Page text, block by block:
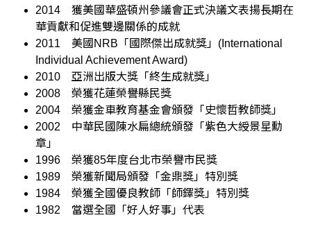
2014
獲美國華盛頓州參議會正式決議文表揚長期在
華貢獻和促進雙邊關係的成就
2011
美國NRB「國際傑出成就獎」(International
Individual Achievement Award)
2010
亞洲出版大獎「終生成就獎」
2008
榮獲花蓮榮譽縣民獎
2004
榮獲金車教育基金會頒發「史懷哲教師獎」
2002
中華民國陳水扁總統頒發「紫色大綬景星勳
章」
1996
榮獲85年度台北市榮譽市民獎
1989
榮獲新聞局頒發「金鼎獎」特別獎
1984
榮獲全國優良教師「師鐸獎」特別獎
1982
當選全國「好人好事」代表